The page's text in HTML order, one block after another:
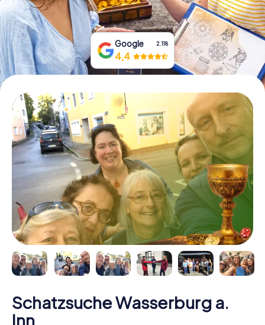
Gutscheine bestellen
Google 2.118
4,4
Schatzsuche Wasserburg a.
Inn